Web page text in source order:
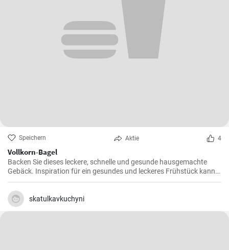
Speichern Aktie 4
Vollkorn-Bagel
Backen Sie dieses leckere, schnelle und gesunde hausgemachte
Gebäck. Inspiration für ein gesundes und leckeres Frühstück kann
man nie genug haben.
skatulkavkuchyni